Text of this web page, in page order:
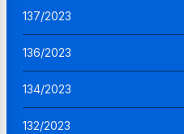
137/2023
136/2023
134/2023
132/2023